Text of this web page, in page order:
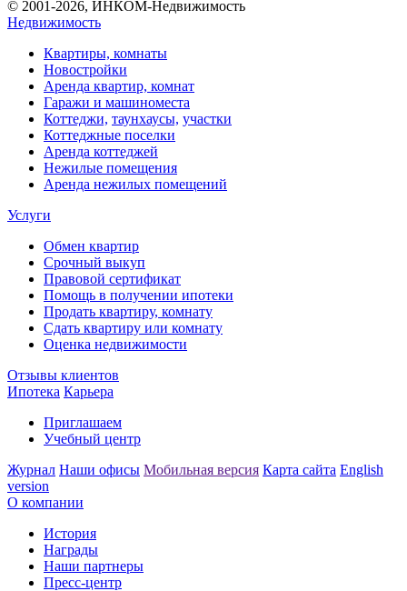
© 2001-2026, ИНКОМ-Недвижимость
Недвижимость
Квартиры, комнаты
Новостройки
Аренда квартир, комнат
Гаражи и машиноместа
Коттеджи, таунхаусы, участки
Коттеджные поселки
Аренда коттеджей
Нежилые помещения
Аренда нежилых помещений
Услуги
Обмен квартир
Срочный выкуп
Правовой сертификат
Помощь в получении ипотеки
Продать квартиру, комнату
Сдать квартиру или комнату
Оценка недвижимости
Отзывы клиентов
Ипотека Карьера
Приглашаем
Учебный центр
Журнал Наши офисы Мобильная версия Карта сайта English
version
О компании
История
Награды
Наши партнеры
Пресс-центр